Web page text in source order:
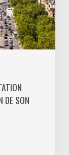
DE SON